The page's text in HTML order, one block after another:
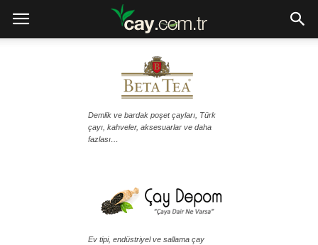
Demlik ve bardak poşet çayları, Türk
çayı, kahveler, aksesuarlar ve daha
fazlası…
Ev tipi, endüstriyel ve sallama çay